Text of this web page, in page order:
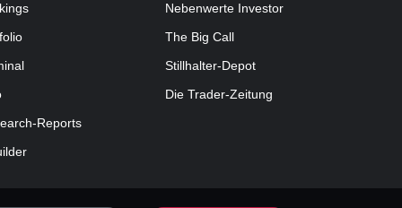
Reports
Nebenwerte Investor
The Big Call
Stillhalter-Depot
Die Trader-Zeitung